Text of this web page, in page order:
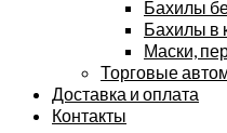
Бахилы
Бахилы в
Маски,
Торговые
Доставка и оплата
Контакты